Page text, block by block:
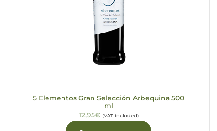
5 Elementos Gran Selección Arbequina 500
ml
12,95€ (VAT included)